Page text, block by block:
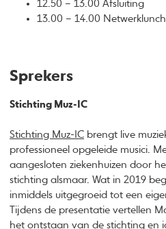
12.50 – 13.00 Afsluiting
13.00 – 14.00 Netwerklunch
Sprekers
Stichting Muz-IC
Stichting Muz-IC brengt live
professioneel opgeleide musici.
aangesloten ziekenhuizen door
stichting alsmaar. Wat in 2019
inmiddels uitgegroeid tot een
Tijdens de presentatie vertellen
het ontstaan van de stichting en